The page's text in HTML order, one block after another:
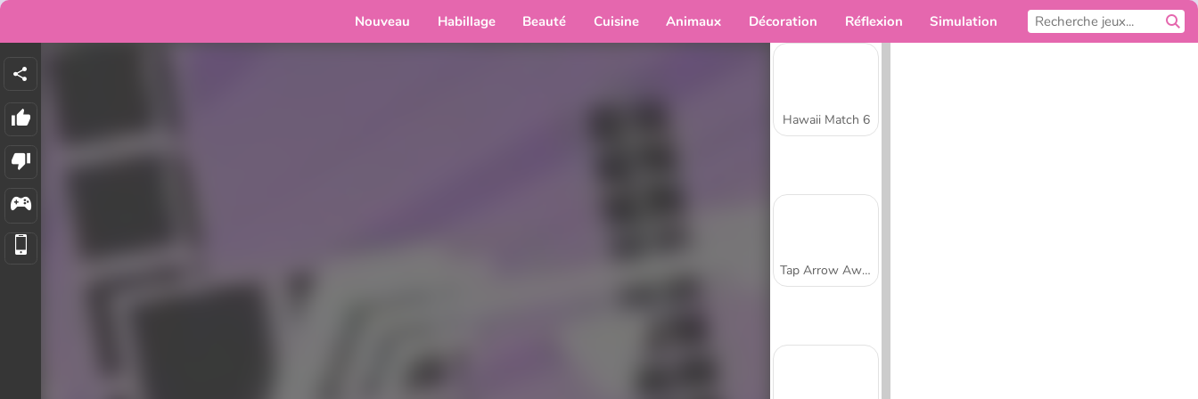
Nouveau Habillage Beauté Cuisine Animaux Décoration Réflexion Simulation
Hawaii Match 6
Tap Arrow Away